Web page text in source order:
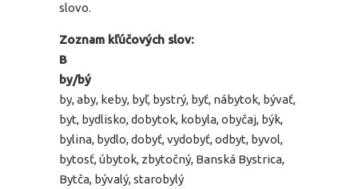
slovo.
Zoznam kľúčových slov:
B
by/bý
by, aby, keby, byľ, bystrý, byť, nábytok, bývať,
byt, bydlisko, dobytok, kobyla, obyčaj, býk,
bylina, bydlo, dobyť, vydobyť, odbyt, byvol,
bytosť, úbytok, zbytočný, Banská Bystrica,
Bytča, bývalý, starobylý